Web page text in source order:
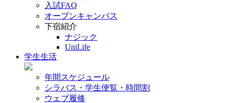
入試FAQ
オープンキャンパス
下宿紹介
ナジック
UniLife
学生生活
年間スケジュール
シラバス・学生便覧・時間割
ウェブ履修